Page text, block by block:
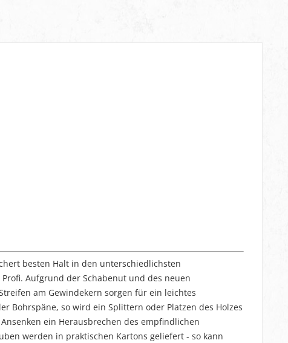
besten Halt in den unterschiedlichsten
Aufgrund der Schabenut und des neuen
am Gewindekern sorgen für ein leichtes
Bohrspäne, so wird ein Splittern oder Platzen des Holzes
ein Herausbrechen des empfindlichen
werden in praktischen Kartons geliefert - so kann